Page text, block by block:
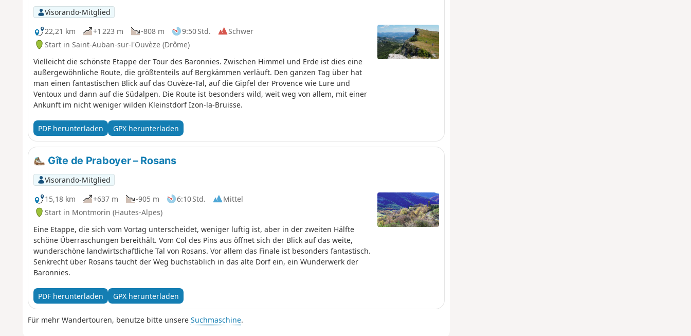
Visorando-Mitglied
22,21 km
+1 223 m -808 m 9:50 Std.
Schwer
Start in Saint-Auban-sur-l'Ouvèze (Drôme)
Vielleicht die schönste Etappe der Tour des Baronnies. Zwischen Himmel und Erde ist dies eine
außergewöhnliche Route, die größtenteils auf Bergkämmen verläuft. Den ganzen Tag über hat
man einen fantastischen Blick auf das Ouvèze-Tal, auf die Gipfel der Provence wie Lure und
Ventoux und dann auf die Südalpen. Die Route ist besonders wild, weit weg von allem, mit einer
Ankunft im nicht weniger wilden Kleinstdorf Izon-la-Bruisse.
PDF herunterladen GPX herunterladen
Gîte de Praboyer – Rosans
Visorando-Mitglied
15,18 km
+637 m -905 m 6:10 Std.
Mittel
Start in Montmorin (Hautes-Alpes)
Eine Etappe, die sich vom Vortag unterscheidet, weniger luftig ist, aber in der zweiten Hälfte
schöne Überraschungen bereithält. Vom Col des Pins aus öffnet sich der Blick auf das weite,
wunderschöne landwirtschaftliche Tal von Rosans. Vor allem das Finale ist besonders fantastisch.
Senkrecht über Rosans taucht der Weg buchstäblich in das alte Dorf ein, ein Wunderwerk der
Baronnies.
PDF herunterladen GPX herunterladen
Für mehr Wandertouren, benutze bitte unsere Suchmaschine.